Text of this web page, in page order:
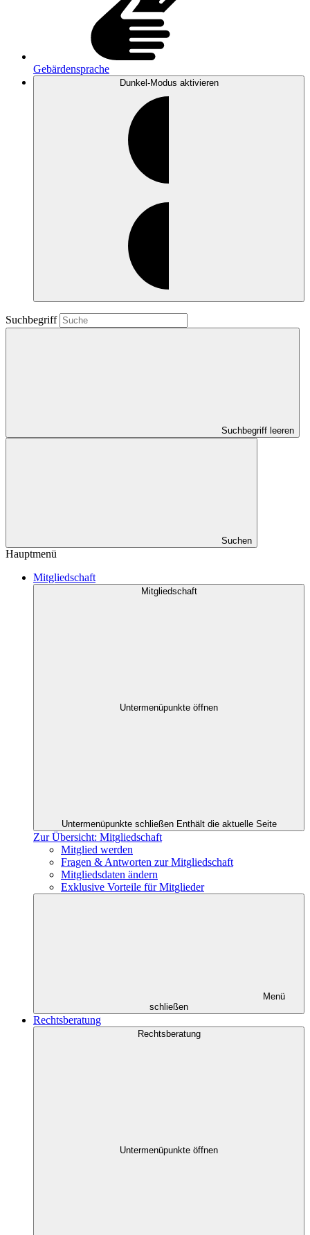
Gebärdensprache
Dunkel-Modus aktivieren
Suchbegriff
Suchbegriff leeren
Suchen
Hauptmenü
Mitgliedschaft
Mitgliedschaft
Untermenüpunkte öffnen
Untermenüpunkte schließen Enthält die aktuelle Seite
Zur Übersicht: Mitgliedschaft
Mitglied werden
Fragen & Antworten zur Mitgliedschaft
Mitgliedsdaten ändern
Exklusive Vorteile für Mitglieder
Menü
schließen
Rechtsberatung
Rechtsberatung
Untermenüpunkte öffnen